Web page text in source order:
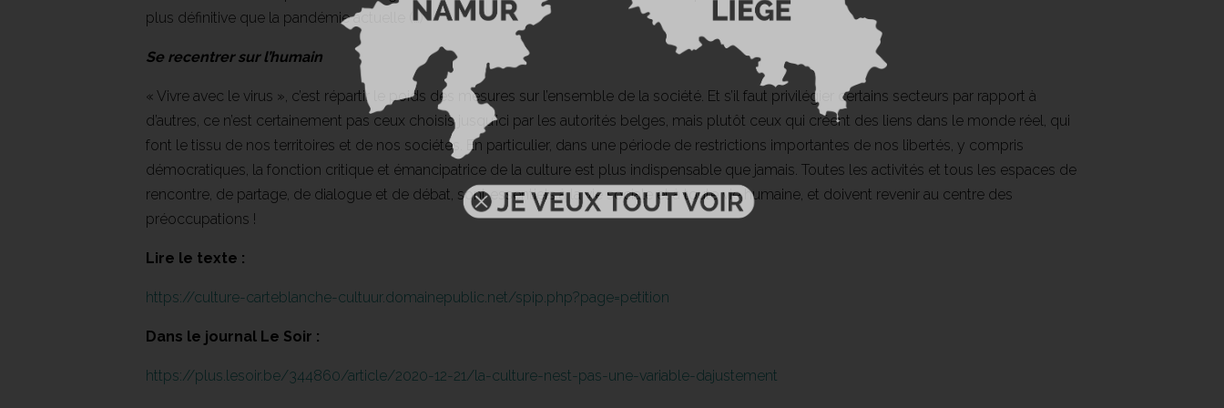
plus définitive que la pandémie actuelle (…)
Se recentrer sur l’humain
« Vivre avec le virus », c’est répartir le poids des mesures sur l’ensemble de la société. Et s’il faut privilégier certains secteurs par rapport à
d’autres, ce n’est certainement pas ceux choisis jusqu’ici par les autorités belges, mais plutôt ceux qui créent des liens dans le monde réel, qui
font le tissu de nos territoires et de nos sociétés. En particulier, dans une période de restrictions importantes de nos libertés, y compris
démocratiques, la fonction critique et émancipatrice de la culture est plus indispensable que jamais. Toutes les activités et tous les espaces de
rencontre, de partage, de dialogue et de débat, sont essentiels à la vie sociale et à toute vie humaine, et doivent revenir au centre des
préoccupations !
Lire le texte :
https://culture-carteblanche-cultuur.domainepublic.net/spip.php?page=petition
Dans le journal Le Soir :
https://plus.lesoir.be/344860/article/2020-12-21/la-culture-nest-pas-une-variable-dajustement